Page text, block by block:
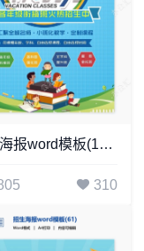
招生海报word模板(121)
310